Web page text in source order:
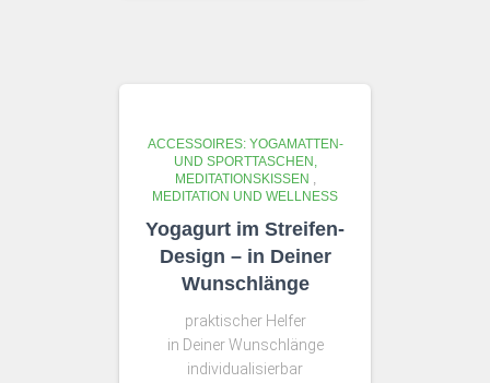
ACCESSOIRES: YOGAMATTEN-
UND SPORTTASCHEN,
MEDITATIONSKISSEN ,
MEDITATION UND WELLNESS
Yogagurt im Streifen-
Design – in Deiner
Wunschlänge
praktischer Helfer
in Deiner Wunschlänge
individualisierbar